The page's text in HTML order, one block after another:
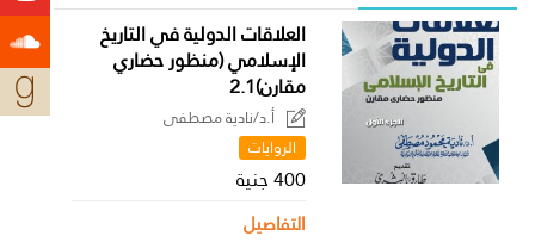
العلاقات الدولية في التاريخ
الإسلامي (منظور حضاري
مقارن)2.1
أ.د/نادية مصطفى
الروايات
400 جنية
التفاصيل